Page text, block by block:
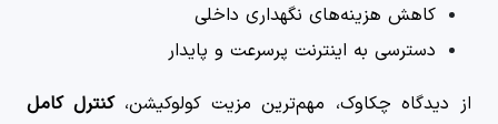
کاهش هزینه‌های نگهداری داخلی
دسترسی به اینترنت پرسرعت و پایدار
از دیدگاه چکاوک، مهم‌ترین مزیت کولوکیشن،کنترل کامل